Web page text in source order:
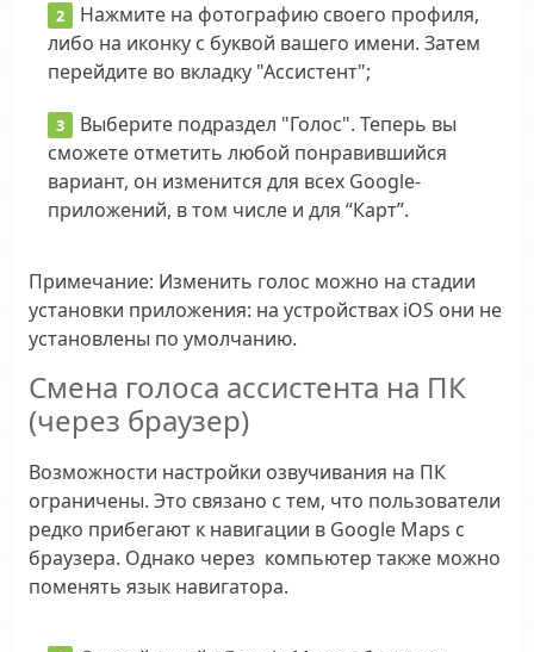
Нажмите на фотографию своего профиля,
либо на иконку с буквой вашего имени. Затем
перейдите во вкладку "Ассистент";
Выберите подраздел "Голос". Теперь вы
сможете отметить любой понравившийся
вариант, он изменится для всех Google-
приложений, в том числе и для “Карт”.
Примечание: Изменить голос можно на стадии
установки приложения: на устройствах iOS они не
установлены по умолчанию.
Смена голоса ассистента на ПК
(через браузер)
Возможности настройки озвучивания на ПК
ограничены. Это связано с тем, что пользователи
редко прибегают к навигации в Google Maps с
браузера. Однако через компьютер также можно
поменять язык навигатора.